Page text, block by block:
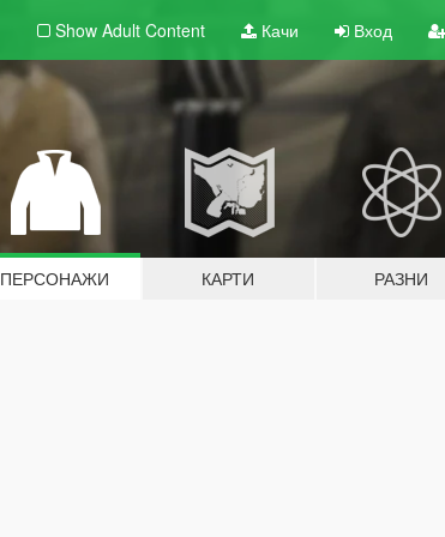
Show Adult Content Качи Вход
ПЕРСОНАЖИ КАРТИ РАЗНИ